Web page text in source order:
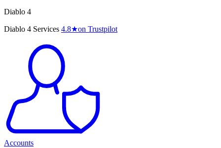
Diablo 4
Diablo 4 Services 4.8★on Trustpilot
Accounts